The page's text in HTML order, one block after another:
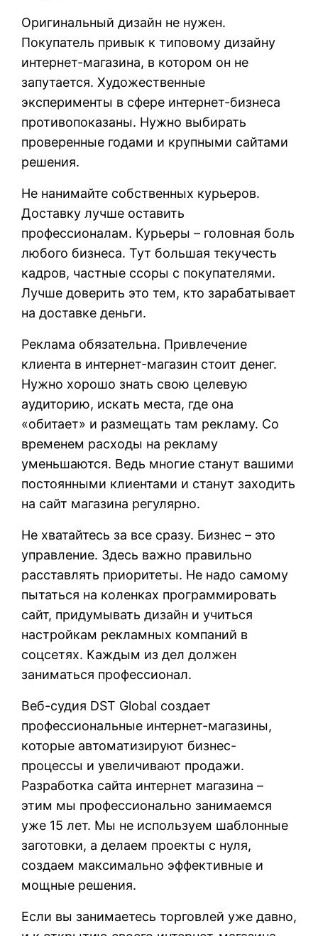
Оригинальный дизайн не нужен.
Покупатель привык к типовому дизайну
интернет-магазина, в котором он не
запутается. Художественные
эксперименты в сфере интернет-бизнеса
противопоказаны. Нужно выбирать
проверенные годами и крупными сайтами
решения.
Не нанимайте собственных курьеров.
Доставку лучше оставить
профессионалам. Курьеры – головная боль
любого бизнеса. Тут большая текучесть
кадров, частные ссоры с покупателями.
Лучше доверить это тем, кто зарабатывает
на доставке деньги.
Реклама обязательна. Привлечение
клиента в интернет-магазин стоит денег.
Нужно хорошо знать свою целевую
аудиторию, искать места, где она
«обитает» и размещать там рекламу. Со
временем расходы на рекламу
уменьшаются. Ведь многие станут вашими
постоянными клиентами и станут заходить
на сайт магазина регулярно.
Не хватайтесь за все сразу. Бизнес – это
управление. Здесь важно правильно
расставлять приоритеты. Не надо самому
пытаться на коленках программировать
сайт, придумывать дизайн и учиться
настройкам рекламных компаний в
соцсетях. Каждым из дел должен
заниматься профессионал.
Веб-судия DST Global создает
профессиональные интернет-магазины,
которые автоматизируют бизнес-
процессы и увеличивают продажи.
Разработка сайта интернет магазина –
этим мы профессионально занимаемся
уже 15 лет. Мы не используем шаблонные
заготовки, а делаем проекты с нуля,
создаем максимально эффективные и
мощные решения.
Если вы занимаетесь торговлей уже давно,